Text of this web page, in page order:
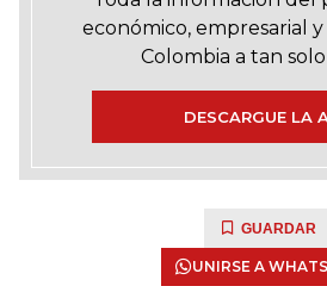
económico, empresarial
Colombia a tan
DESCARGUE LA
GUARDAR
UNIRSE A